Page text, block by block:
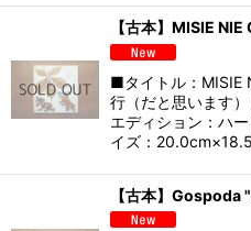
【古本】MISIE
■タイトル：MISIE
行（だと思います
エディション：ハ
イズ：
【古本】